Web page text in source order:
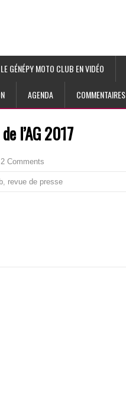
LE GÉNÉPY MOTO CLUB EN VIDÉO
AGENDA COMMENTAIRES
l’AG 2017
2 Comments
, revue de presse